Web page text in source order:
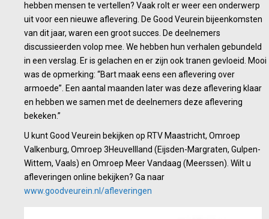
hebben mensen te vertellen? Vaak rolt er weer een onderwerp
uit voor een nieuwe aflevering. De Good Veurein bijeenkomsten
van dit jaar, waren een groot succes. De deelnemers
discussieerden volop mee. We hebben hun verhalen gebundeld
in een verslag. Er is gelachen en er zijn ook tranen gevloeid. Mooi
was de opmerking: “Bart maak eens een aflevering over
armoede”. Een aantal maanden later was deze aflevering klaar
en hebben we samen met de deelnemers deze aflevering
bekeken.”
U kunt Good Veurein bekijken op RTV Maastricht, Omroep
Valkenburg, Omroep 3Heuvellland (Eijsden-Margraten, Gulpen-
Wittem, Vaals) en Omroep Meer Vandaag (Meerssen). Wilt u
afleveringen online bekijken? Ga naar
www.goodveurein.nl/afleveringen